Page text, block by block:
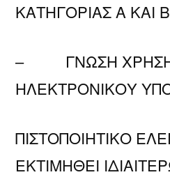
ΚΑΤΗΓΟΡΙΑΣ Α ΚΑΙ Β
– ΓΝΩΣΗ
ΗΛΕΚΤΡΟΝΙΚΟΥ
ΠΙΣΤΟΠΟΙΗΤΙΚΟ
ΕΚΤΙΜΗΘΕΙ